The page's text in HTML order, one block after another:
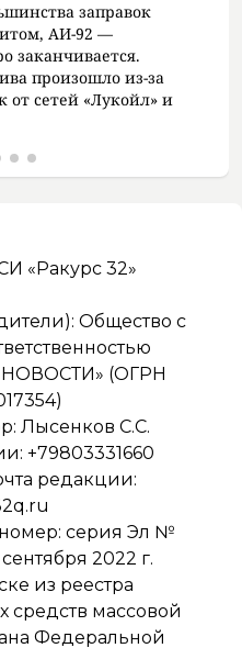
заправок
АИ-92 —
заканчивается.
произошло из-за
от сетей «Лукойл» и
«Ракурс 32»
Общество с
(ОГРН
Лысенков С.С.
+79803331660
редакции:
серия Эл №
2022 г.
из реестра
средств массовой
Федеральной